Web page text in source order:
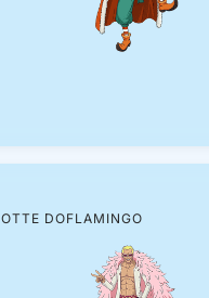
DOFLAMINGO